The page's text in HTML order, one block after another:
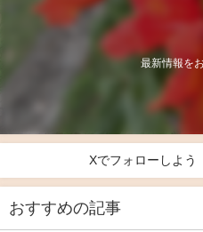
最新情報を
Xでフォローしよう
おすすめの記事